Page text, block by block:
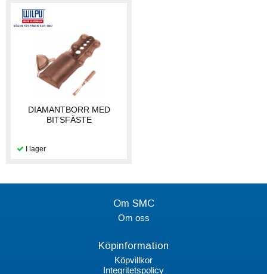
DIAMANTBORR MED
BITSFÄSTE
Om SMC
Om oss
Köpinformation
Köpvillkor
Integritetspolicy